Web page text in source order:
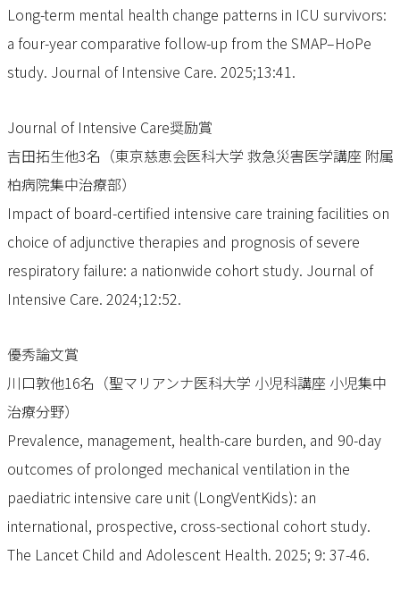
Long-term mental health change patterns in ICU survivors:
a four-year comparative follow-up from the SMAP–HoPe
study. Journal of Intensive Care. 2025;13:41.
Journal of Intensive Care奨励賞
吉田拓生他3名（東京慈恵会医科大学 救急災害医学講座 附属
柏病院集中治療部）
Impact of board-certified intensive care training facilities on
choice of adjunctive therapies and prognosis of severe
respiratory failure: a nationwide cohort study. Journal of
Intensive Care. 2024;12:52.
優秀論文賞
川口敦他16名（聖マリアンナ医科大学 小児科講座 小児集中
治療分野）
Prevalence, management, health-care burden, and 90-day
outcomes of prolonged mechanical ventilation in the
paediatric intensive care unit (LongVentKids): an
international, prospective, cross-sectional cohort study.
The Lancet Child and Adolescent Health. 2025; 9: 37-46.